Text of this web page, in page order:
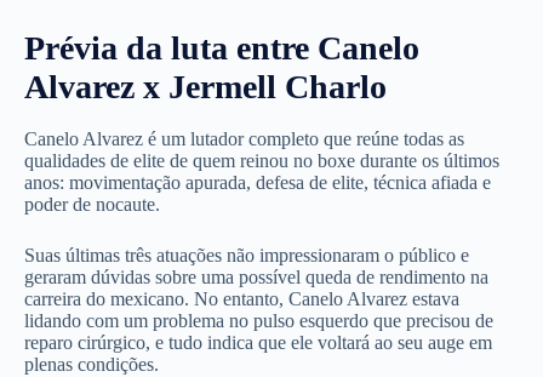
Prévia da luta entre Canelo
Alvarez x Jermell Charlo
Canelo Alvarez é um lutador completo que reúne todas as
qualidades de elite de quem reinou no boxe durante os últimos
anos: movimentação apurada, defesa de elite, técnica afiada e
poder de nocaute.
Suas últimas três atuações não impressionaram o público e
geraram dúvidas sobre uma possível queda de rendimento na
carreira do mexicano. No entanto, Canelo Alvarez estava
lidando com um problema no pulso esquerdo que precisou de
reparo cirúrgico, e tudo indica que ele voltará ao seu auge em
plenas condições.